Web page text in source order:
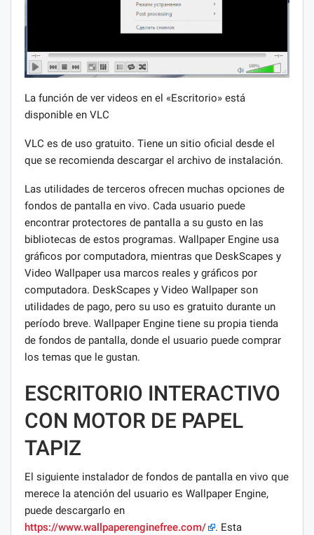
La función de ver videos en el «Escritorio» está
disponible en VLC
VLC es de uso gratuito. Tiene un sitio oficial desde el
que se recomienda descargar el archivo de instalación.
Las utilidades de terceros ofrecen muchas opciones de
fondos de pantalla en vivo. Cada usuario puede
encontrar protectores de pantalla a su gusto en las
bibliotecas de estos programas. Wallpaper Engine usa
gráficos por computadora, mientras que DeskScapes y
Video Wallpaper usa marcos reales y gráficos por
computadora. DeskScapes y Video Wallpaper son
utilidades de pago, pero su uso es gratuito durante un
período breve. Wallpaper Engine tiene su propia tienda
de fondos de pantalla, donde el usuario puede comprar
los temas que le gustan.
ESCRITORIO INTERACTIVO
CON MOTOR DE PAPEL
TAPIZ
El siguiente instalador de fondos de pantalla en vivo que
merece la atención del usuario es Wallpaper Engine,
puede descargarlo en
https://www.wallpaperenginefree.com/
. Esta